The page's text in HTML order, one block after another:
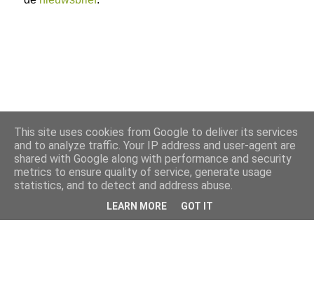
This site uses cookies from Google to deliver its services
and to analyze traffic. Your IP address and user-agent are
shared with Google along with performance and security
metrics to ensure quality of service, generate usage
statistics, and to detect and address abuse.
LEARN MORE GOT IT